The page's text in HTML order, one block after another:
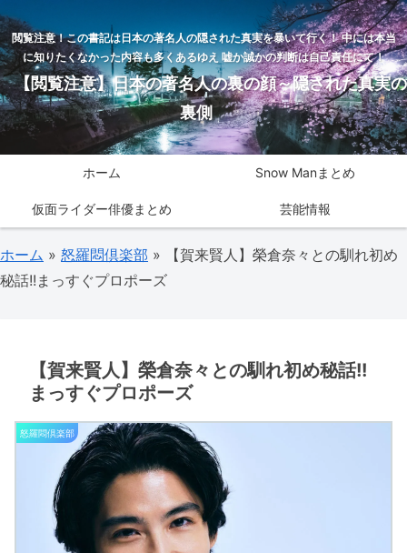
閲覧注意！この書記は日本の著名人の隠された真実を暴いて行く！ 中には本当
に知りたくなかった内容も多くあるゆえ 嘘か誠かの判断は自己責任にて！
【閲覧注意】日本の著名人の裏の顔～隠された真実の
裏側
ホーム Snow Manまとめ
仮面ライダー俳優まとめ 芸能情報
ホーム » 怒羅悶倶楽部 » 【賀来賢人】榮倉奈々との馴れ初め
秘話!!まっすぐプロポーズ
【賀来賢人】榮倉奈々との馴れ初め秘話!!
まっすぐプロポーズ
怒羅悶倶楽部